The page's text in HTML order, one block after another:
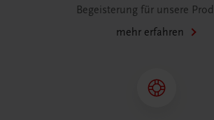
Begeisterung für unsere
mehr erfahren